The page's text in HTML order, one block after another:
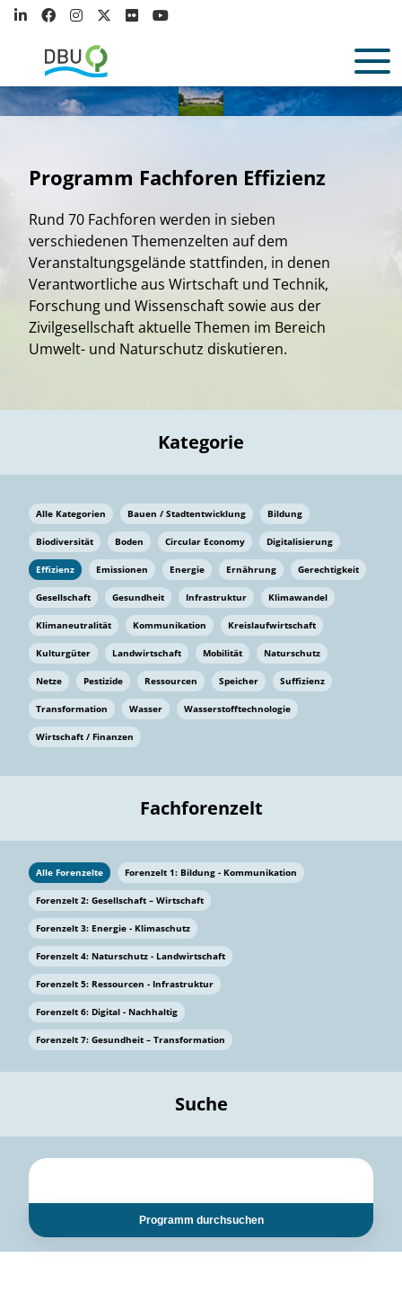
Programm Fachforen Effizienz
Rund 70 Fachforen werden in sieben
verschiedenen Themenzelten auf dem
Veranstaltungsgelände stattfinden, in denen
Verantwortliche aus Wirtschaft und Technik,
Forschung und Wissenschaft sowie aus der
Zivilgesellschaft aktuelle Themen im Bereich
Umwelt- und Naturschutz diskutieren.
Kategorie
Alle Kategorien Bauen / Stadtentwicklung Bildung
Biodiversität Boden Circular Economy Digitalisierung
Effizienz Emissionen Energie Ernährung Gerechtigkeit
Gesellschaft Gesundheit Infrastruktur Klimawandel
Klimaneutralität Kommunikation Kreislaufwirtschaft
Kulturgüter Landwirtschaft Mobilität Naturschutz
Netze Pestizide Ressourcen Speicher Suffizienz
Transformation Wasser Wasserstofftechnologie
Wirtschaft / Finanzen
Fachforenzelt
Alle Forenzelte Forenzelt 1: Bildung - Kommunikation
Forenzelt 2: Gesellschaft – Wirtschaft
Forenzelt 3: Energie - Klimaschutz
Forenzelt 4: Naturschutz - Landwirtschaft
Forenzelt 5: Ressourcen - Infrastruktur
Forenzelt 6: Digital - Nachhaltig
Forenzelt 7: Gesundheit – Transformation
Suche
Programm durchsuchen